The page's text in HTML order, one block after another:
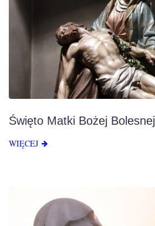
Święto Matki Bożej Bolesnej
WIĘCEJ